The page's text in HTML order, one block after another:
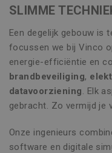
SLIMME
Een degelijk gebouw is
focussen we bij Vinco
energie-efficiëntie en
brandbeveiliging,
datavoorziening. Elk
gebracht. Zo vermijd je
Onze ingenieurs
software en digitale